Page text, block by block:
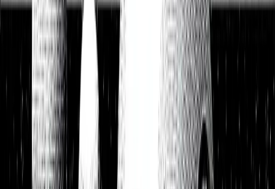
Data API entdecken
Watchlist